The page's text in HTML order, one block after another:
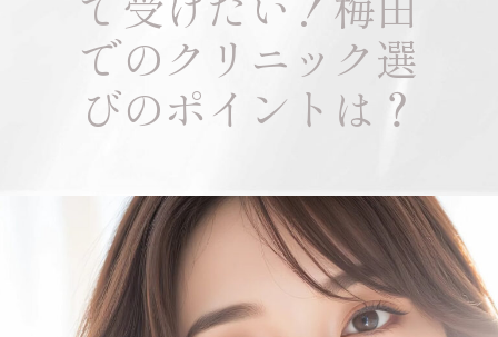
でのクリニック選
びのポイントは？